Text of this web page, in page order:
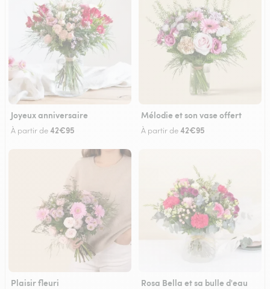
Joyeux anniversaire
À partir de42€95
Mélodie et son vase offert
À partir de42€95
Plaisir fleuri Rosa Bella et sa bulle d'eau